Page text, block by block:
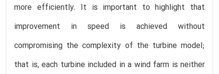
more efficiently. It is important to highlight that
improvement in speed is achieved without
compromising the complexity of the turbine model;
that is, each turbine included in a wind farm is neither